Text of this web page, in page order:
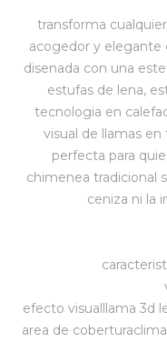
transforma
acogedor y elegante
disenada con una
estufas de lena,
tecnologia en
visual de llamas
perfecta para
chimenea tradicional
ceniza ni la
efecto visualllama 3d
area de
Bazar
Juguetes y
Gastronomía
Vestimenta y